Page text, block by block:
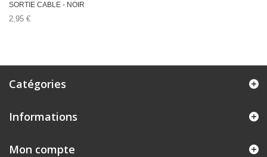
SORTIE CABLE - NOIR
2,95 €
Catégories
Informations
Mon compte